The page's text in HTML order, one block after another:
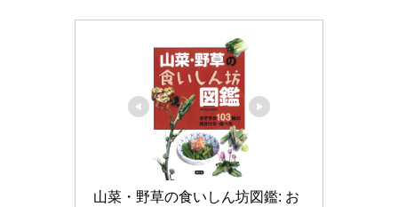
山菜・野草の食いしん坊図鑑: お